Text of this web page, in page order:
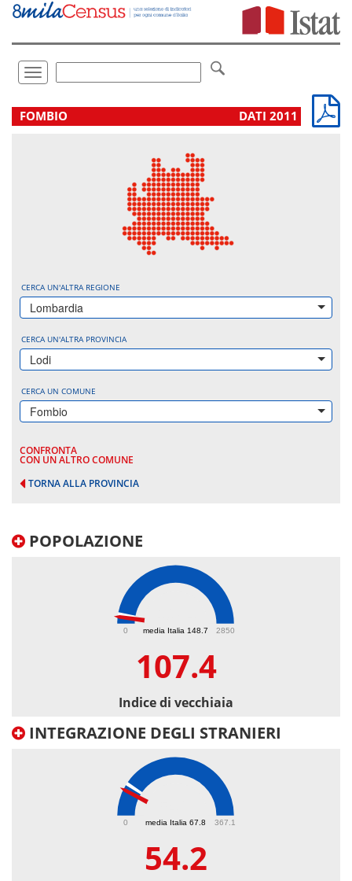
Vai
direttamente
Toggle
navigation
.
FOMBIO DATI 2011
CERCA UN'ALTRA REGIONE
Lombardia
CERCA UN'ALTRA PROVINCIA
Lodi
CERCA UN COMUNE
Fombio
CONFRONTA
CON UN ALTRO COMUNE
TORNA ALLA PROVINCIA
POPOLAZIONE
media Italia 148.7
0 2850
107.4
Indice di vecchiaia
INTEGRAZIONE DEGLI STRANIERI
media Italia 67.8
0 367.1
54.2